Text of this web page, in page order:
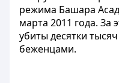
режима Башара
марта 2011 года. За
убиты десятки
беженцами.